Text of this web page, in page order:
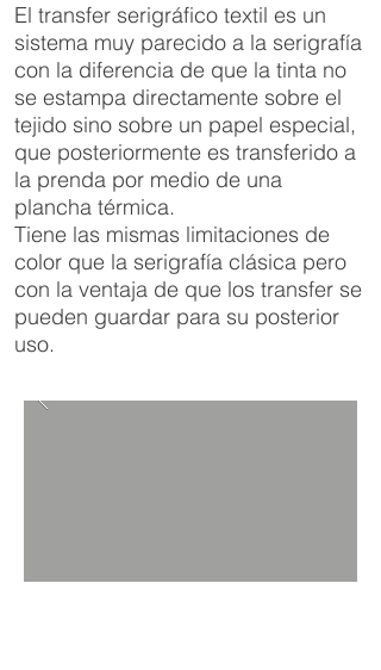
El transfer serigráfico textil es un
sistema muy parecido a la serigrafía
con la diferencia de que la tinta no
se estampa directamente sobre el
tejido sino sobre un papel especial,
que posteriormente es transferido a
la prenda por medio de una
plancha térmica.
Tiene las mismas limitaciones de
color que la serigrafía clásica pero
con la ventaja de que los transfer se
pueden guardar para su posterior
uso.